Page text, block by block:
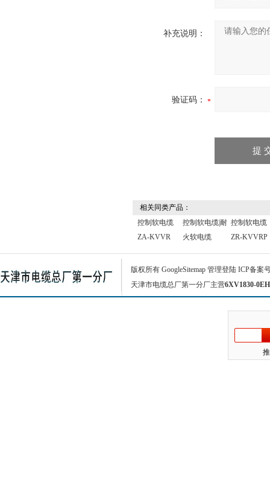
补充说明：
验证码：
相关同类产品：
控制软电缆
ZA-KVVR
控制软电缆|耐
火软电缆
控制软电缆
ZR-KVVRP
版权所有 GoogleSitemap 管理登陆 ICP备案
天津市电缆总厂第一分厂主营6XV1830-